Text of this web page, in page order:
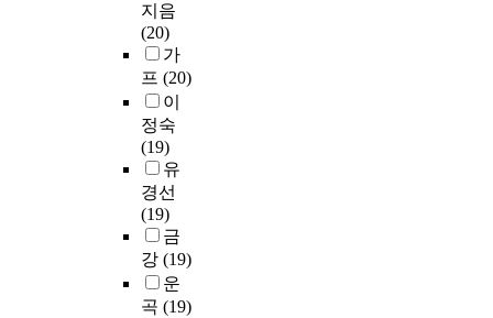
지음
(20)
가
프 (20)
이
정숙
(19)
유
경선
(19)
금
강 (19)
운
곡 (19)